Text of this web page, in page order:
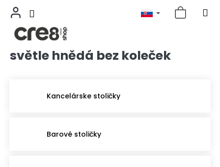
Prejsťsvětle hnědá bez koleček
Kancelárske stoličky
Barové stoličky